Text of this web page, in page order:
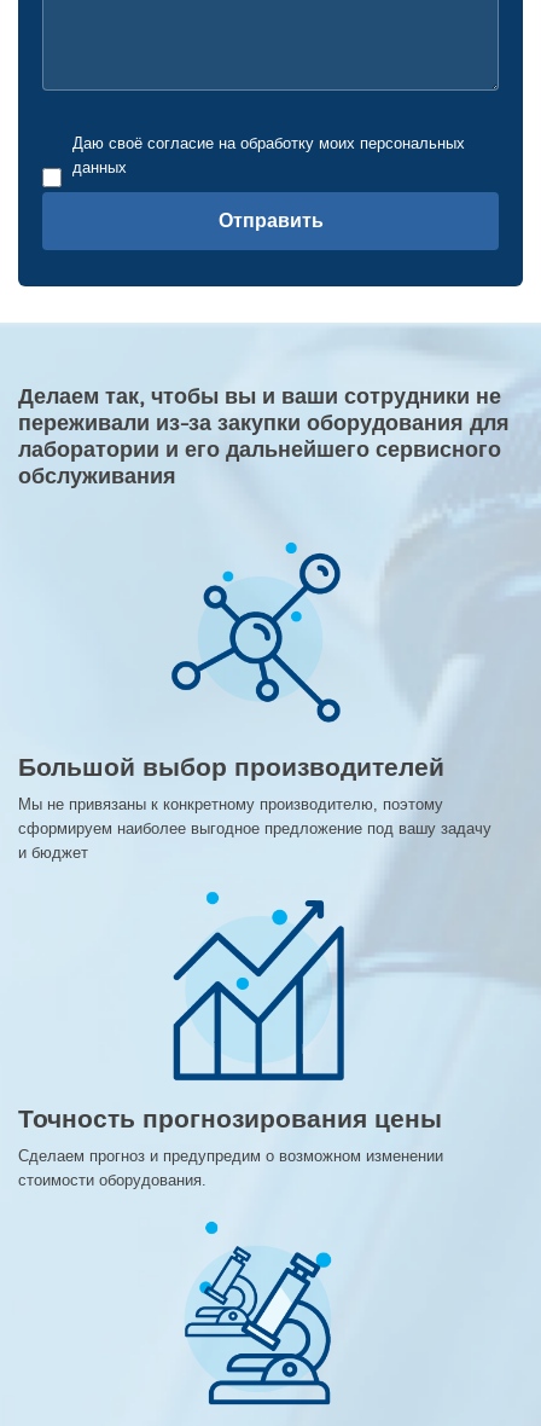
Даю своё согласие на обработку моих персональных
данных
Отправить
Делаем так, чтобы вы и ваши сотрудники не
переживали из-за закупки оборудования для
лаборатории и его дальнейшего сервисного
обслуживания
Большой выбор производителей
Мы не привязаны к конкретному производителю, поэтому
сформируем наиболее выгодное предложение под вашу задачу
и бюджет
Точность прогнозирования цены
Сделаем прогноз и предупредим о возможном изменении
стоимости оборудования.